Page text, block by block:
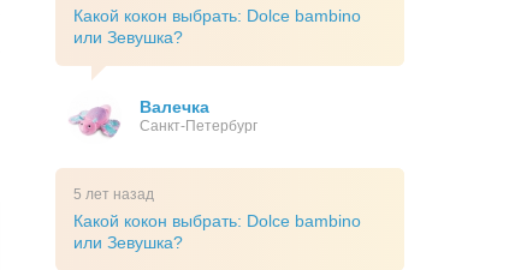
Какой кокон выбрать: Dolce bambino
или Зевушка?
Валечка
Санкт-Петербург
5 лет назад
Какой кокон выбрать: Dolce bambino
или Зевушка?